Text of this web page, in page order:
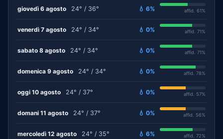
giovedì 6 agosto 24° / 36° 💧 6% affid. 61%
venerdì 7 agosto 24° / 34° 💧 0% affid. 71%
sabato 8 agosto 24° / 34° 💧 0% affid. 71%
domenica 9 agosto 24° / 34° 💧 0% affid. 78%
oggi 10 agosto 24° / 37° 💧 0% affid. 57%
domani 11 agosto 24° / 37° 💧 0% affid. 56%
mercoledì 12 agosto 24° / 35° 💧 6% affid. 72%